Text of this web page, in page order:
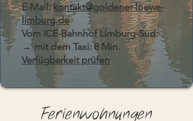
E-Mail:kontakt@goldener-loewe-
limburg.de
Vom ICE-Bahnhof Limburg-Süd:
→mit dem Taxi: 8 Min.
Verfügbarkeit prüfen
Ferienwohnungen